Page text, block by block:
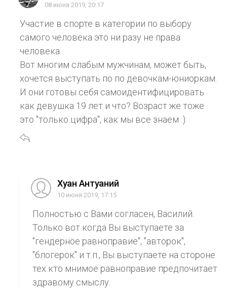
08 июня 2019, 20:17
Участие в спорте в категории по выбору
самого человека это ни разу не права
человека.
Вот многим слабым мужчинам, может быть,
хочется выступать по по девочкам-юниоркам.
И они готовы себя самоидентифицировать
как девушка 19 лет и что? Возраст же тоже
это "только цифра", как мы все знаем :)
Хуан Антуаний
10 июня 2019, 17:15
Полностью с Вами согласен, Василий.
Только вот когда Вы выступаете за
"гендерное равноправие", "авторок",
"блогерок" и т.п., Вы выступаете на стороне
тех кто мнимое равноправие предпочитает
здравому смыслу.